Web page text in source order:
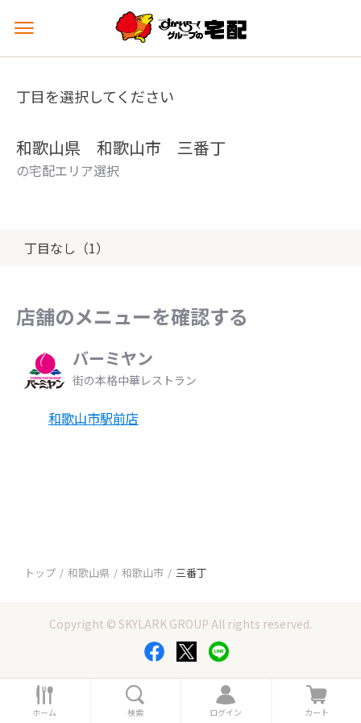
メ
ュ
を
丁目を選択してください
和歌山県 和歌山市 三番丁
の宅配エリア選択
丁目なし（1）
店舗のメニューを確認する
バーミヤン
街の本格中華レストラン
和歌山市駅前店
トップ 和歌山県 和歌山市 三番丁
Copyright © SKYLARK GROUP All rights reserved.
ホ
ー
ホーム 索
検索
ロ
グ
ログイン
カ
ー
カート